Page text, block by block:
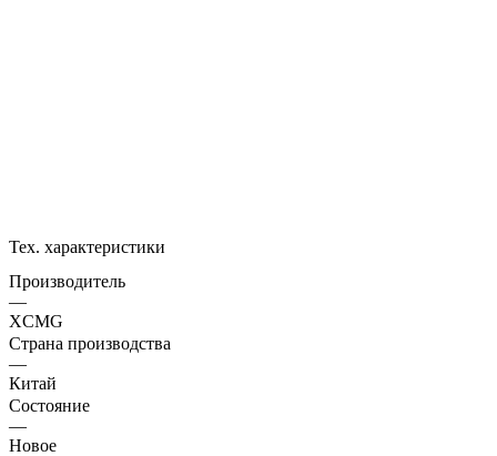
Тех. характеристики
Производитель
—
XCMG
Страна производства
—
Китай
Состояние
—
Новое